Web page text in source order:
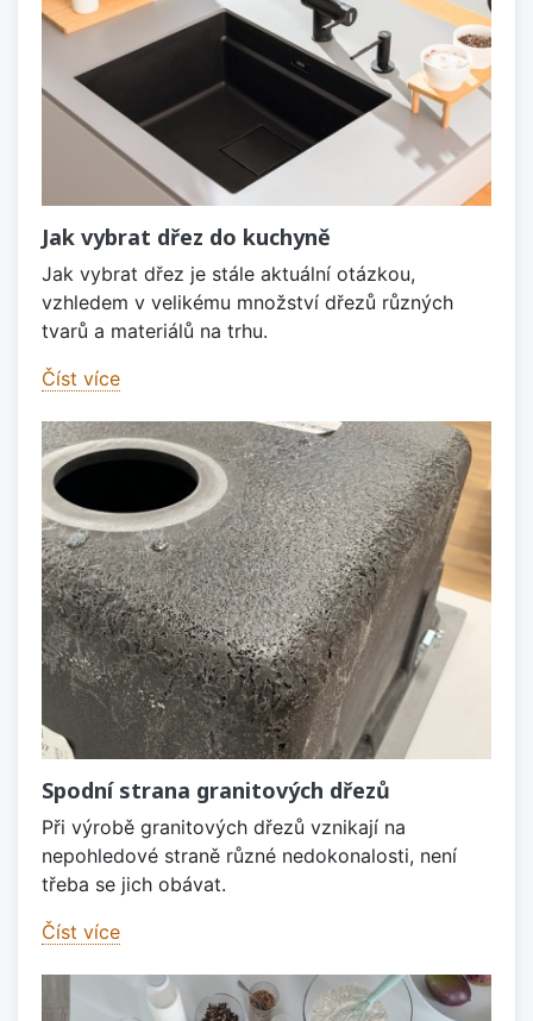
Jak vybrat dřez do kuchyně
Jak vybrat dřez je stále aktuální otázkou,
vzhledem v velikému množství dřezů různých
tvarů a materiálů na trhu.
Číst více
Spodní strana granitových dřezů
Při výrobě granitových dřezů vznikají na
nepohledové straně různé nedokonalosti, není
třeba se jich obávat.
Číst více